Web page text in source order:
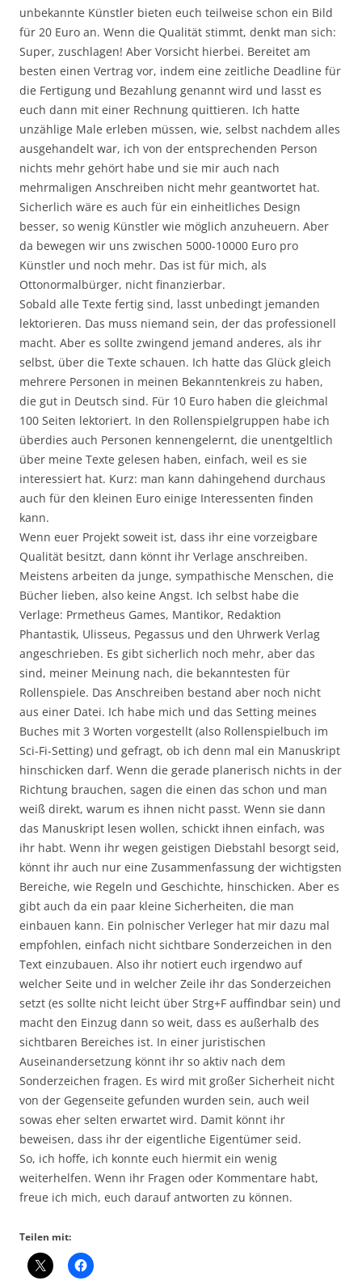
unbekannte Künstler bieten euch teilweise schon ein Bild
für 20 Euro an. Wenn die Qualität stimmt, denkt man sich:
Super, zuschlagen! Aber Vorsicht hierbei. Bereitet am
besten einen Vertrag vor, indem eine zeitliche Deadline für
die Fertigung und Bezahlung genannt wird und lasst es
euch dann mit einer Rechnung quittieren. Ich hatte
unzählige Male erleben müssen, wie, selbst nachdem alles
ausgehandelt war, ich von der entsprechenden Person
nichts mehr gehört habe und sie mir auch nach
mehrmaligen Anschreiben nicht mehr geantwortet hat.
Sicherlich wäre es auch für ein einheitliches Design
besser, so wenig Künstler wie möglich anzuheuern. Aber
da bewegen wir uns zwischen 5000-10000 Euro pro
Künstler und noch mehr. Das ist für mich, als
Ottonormalbürger, nicht finanzierbar.
Sobald alle Texte fertig sind, lasst unbedingt jemanden
lektorieren. Das muss niemand sein, der das professionell
macht. Aber es sollte zwingend jemand anderes, als ihr
selbst, über die Texte schauen. Ich hatte das Glück gleich
mehrere Personen in meinen Bekanntenkreis zu haben,
die gut in Deutsch sind. Für 10 Euro haben die gleichmal
100 Seiten lektoriert. In den Rollenspielgruppen habe ich
überdies auch Personen kennengelernt, die unentgeltlich
über meine Texte gelesen haben, einfach, weil es sie
interessiert hat. Kurz: man kann dahingehend durchaus
auch für den kleinen Euro einige Interessenten finden
kann.
Wenn euer Projekt soweit ist, dass ihr eine vorzeigbare
Qualität besitzt, dann könnt ihr Verlage anschreiben.
Meistens arbeiten da junge, sympathische Menschen, die
Bücher lieben, also keine Angst. Ich selbst habe die
Verlage: Prmetheus Games, Mantikor, Redaktion
Phantastik, Ulisseus, Pegassus und den Uhrwerk Verlag
angeschrieben. Es gibt sicherlich noch mehr, aber das
sind, meiner Meinung nach, die bekanntesten für
Rollenspiele. Das Anschreiben bestand aber noch nicht
aus einer Datei. Ich habe mich und das Setting meines
Buches mit 3 Worten vorgestellt (also Rollenspielbuch im
Sci-Fi-Setting) und gefragt, ob ich denn mal ein Manuskript
hinschicken darf. Wenn die gerade planerisch nichts in der
Richtung brauchen, sagen die einen das schon und man
weiß direkt, warum es ihnen nicht passt. Wenn sie dann
das Manuskript lesen wollen, schickt ihnen einfach, was
ihr habt. Wenn ihr wegen geistigen Diebstahl besorgt seid,
könnt ihr auch nur eine Zusammenfassung der wichtigsten
Bereiche, wie Regeln und Geschichte, hinschicken. Aber es
gibt auch da ein paar kleine Sicherheiten, die man
einbauen kann. Ein polnischer Verleger hat mir dazu mal
empfohlen, einfach nicht sichtbare Sonderzeichen in den
Text einzubauen. Also ihr notiert euch irgendwo auf
welcher Seite und in welcher Zeile ihr das Sonderzeichen
setzt (es sollte nicht leicht über Strg+F auffindbar sein) und
macht den Einzug dann so weit, dass es außerhalb des
sichtbaren Bereiches ist. In einer juristischen
Auseinandersetzung könnt ihr so aktiv nach dem
Sonderzeichen fragen. Es wird mit großer Sicherheit nicht
von der Gegenseite gefunden wurden sein, auch weil
sowas eher selten erwartet wird. Damit könnt ihr
beweisen, dass ihr der eigentliche Eigentümer seid.
So, ich hoffe, ich konnte euch hiermit ein wenig
weiterhelfen. Wenn ihr Fragen oder Kommentare habt,
freue ich mich, euch darauf antworten zu können.
Teilen mit: